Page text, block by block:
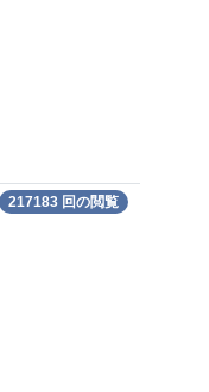
217183 回の閲覧